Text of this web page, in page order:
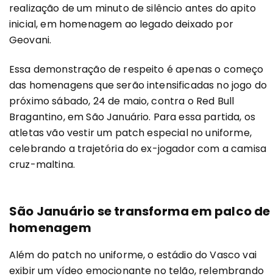
realização de um minuto de silêncio antes do apito
inicial, em homenagem ao legado deixado por
Geovani.
Essa demonstração de respeito é apenas o começo
das homenagens que serão intensificadas no jogo do
próximo sábado, 24 de maio, contra o Red Bull
Bragantino, em São Januário. Para essa partida, os
atletas vão vestir um patch especial no uniforme,
celebrando a trajetória do ex-jogador com a camisa
cruz-maltina.
São Januário se transforma em palco de
homenagem
Além do patch no uniforme, o estádio do Vasco vai
exibir um vídeo emocionante no telão, relembrando